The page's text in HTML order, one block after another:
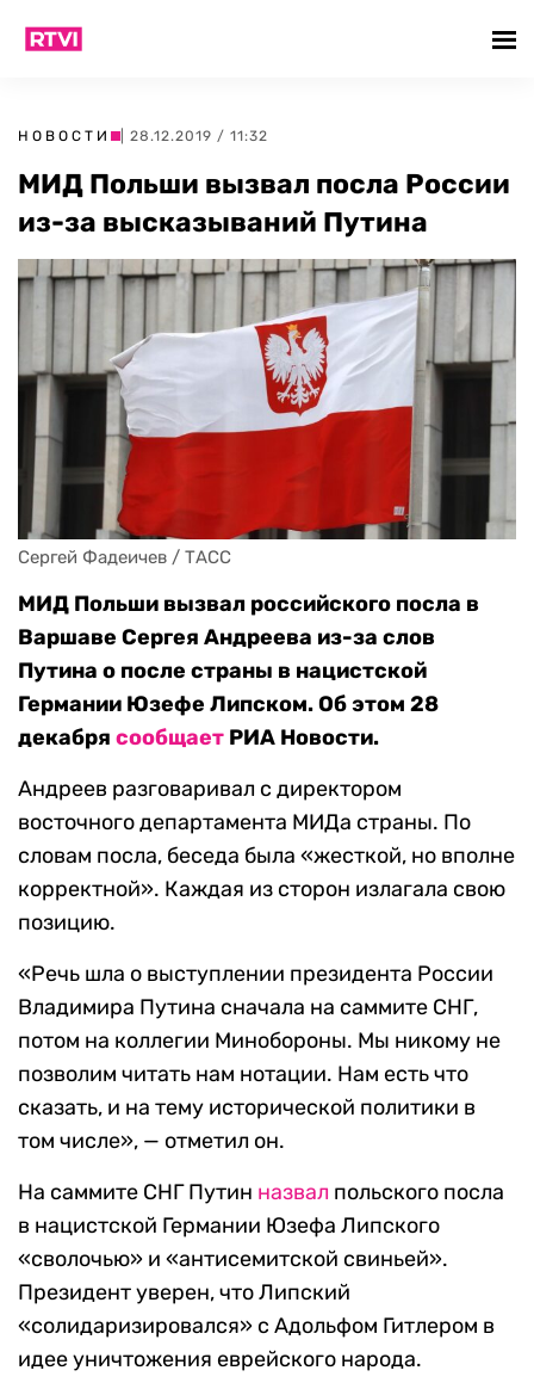
НОВОСТИ | 28.12.2019 / 11:32
МИД Польши вызвал посла России
из-за высказываний Путина
Сергей Фадеичев / ТАСС
МИД Польши вызвал российского посла в
Варшаве Сергея Андреева из-за слов
Путина о после страны в нацистской
Германии Юзефе Липском. Об этом 28
декабря сообщает РИА Новости.
Андреев разговаривал с директором
восточного департамента МИДа страны. По
словам посла, беседа была «жесткой, но вполне
корректной». Каждая из сторон излагала свою
позицию.
«Речь шла о выступлении президента России
Владимира Путина сначала на саммите СНГ,
потом на коллегии Минобороны. Мы никому не
позволим читать нам нотации. Нам есть что
сказать, и на тему исторической политики в
том числе», — отметил он.
На саммите СНГ Путин назвал польского посла
в нацистской Германии Юзефа Липского
«сволочью» и «антисемитской свиньей».
Президент уверен, что Липский
«солидаризировался» с Адольфом Гитлером в
идее уничтожения еврейского народа.